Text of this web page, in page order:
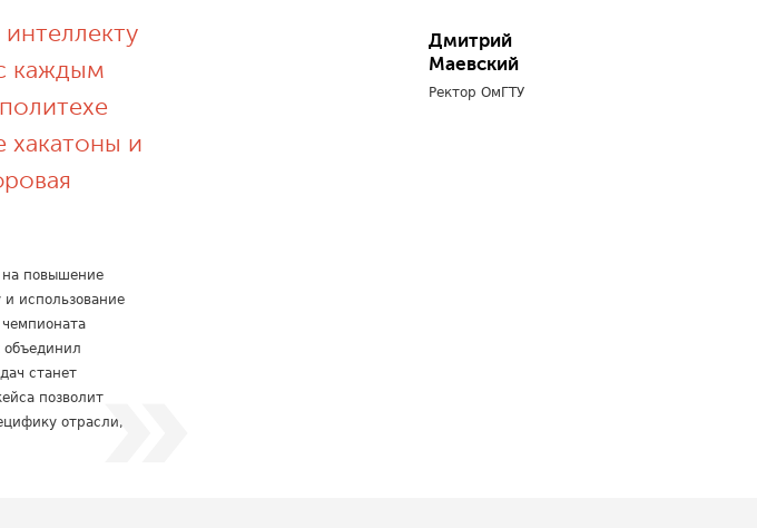
каждым
хакатоны и
на повышение
использование
объединил
станет
позволит
отрасли, а
Дмитрий
Маевский
Ректор ОмГТУ